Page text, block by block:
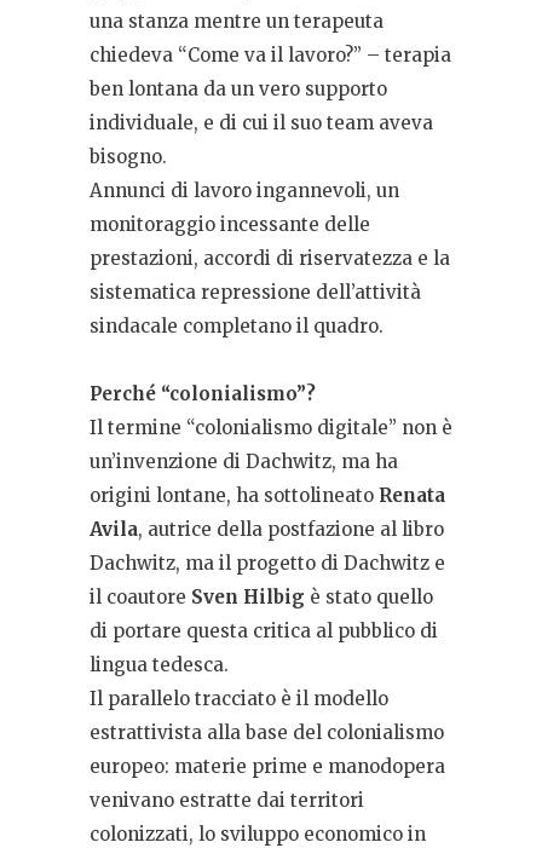
una stanza mentre un terapeuta
chiedeva “Come va il lavoro?” – terapia
ben lontana da un vero supporto
individuale, e di cui il suo team aveva
bisogno.
Annunci di lavoro ingannevoli, un
monitoraggio incessante delle
prestazioni, accordi di riservatezza e la
sistematica repressione dell’attività
sindacale completano il quadro.
Perché “colonialismo”?
Il termine “colonialismo digitale” non è
un’invenzione di Dachwitz, ma ha
origini lontane, ha sottolineato Renata
Avila, autrice della postfazione al libro
Dachwitz, ma il progetto di Dachwitz e
il coautore Sven Hilbig è stato quello
di portare questa critica al pubblico di
lingua tedesca.
Il parallelo tracciato è il modello
estrattivista alla base del colonialismo
europeo: materie prime e manodopera
venivano estratte dai territori
colonizzati, lo sviluppo economico in